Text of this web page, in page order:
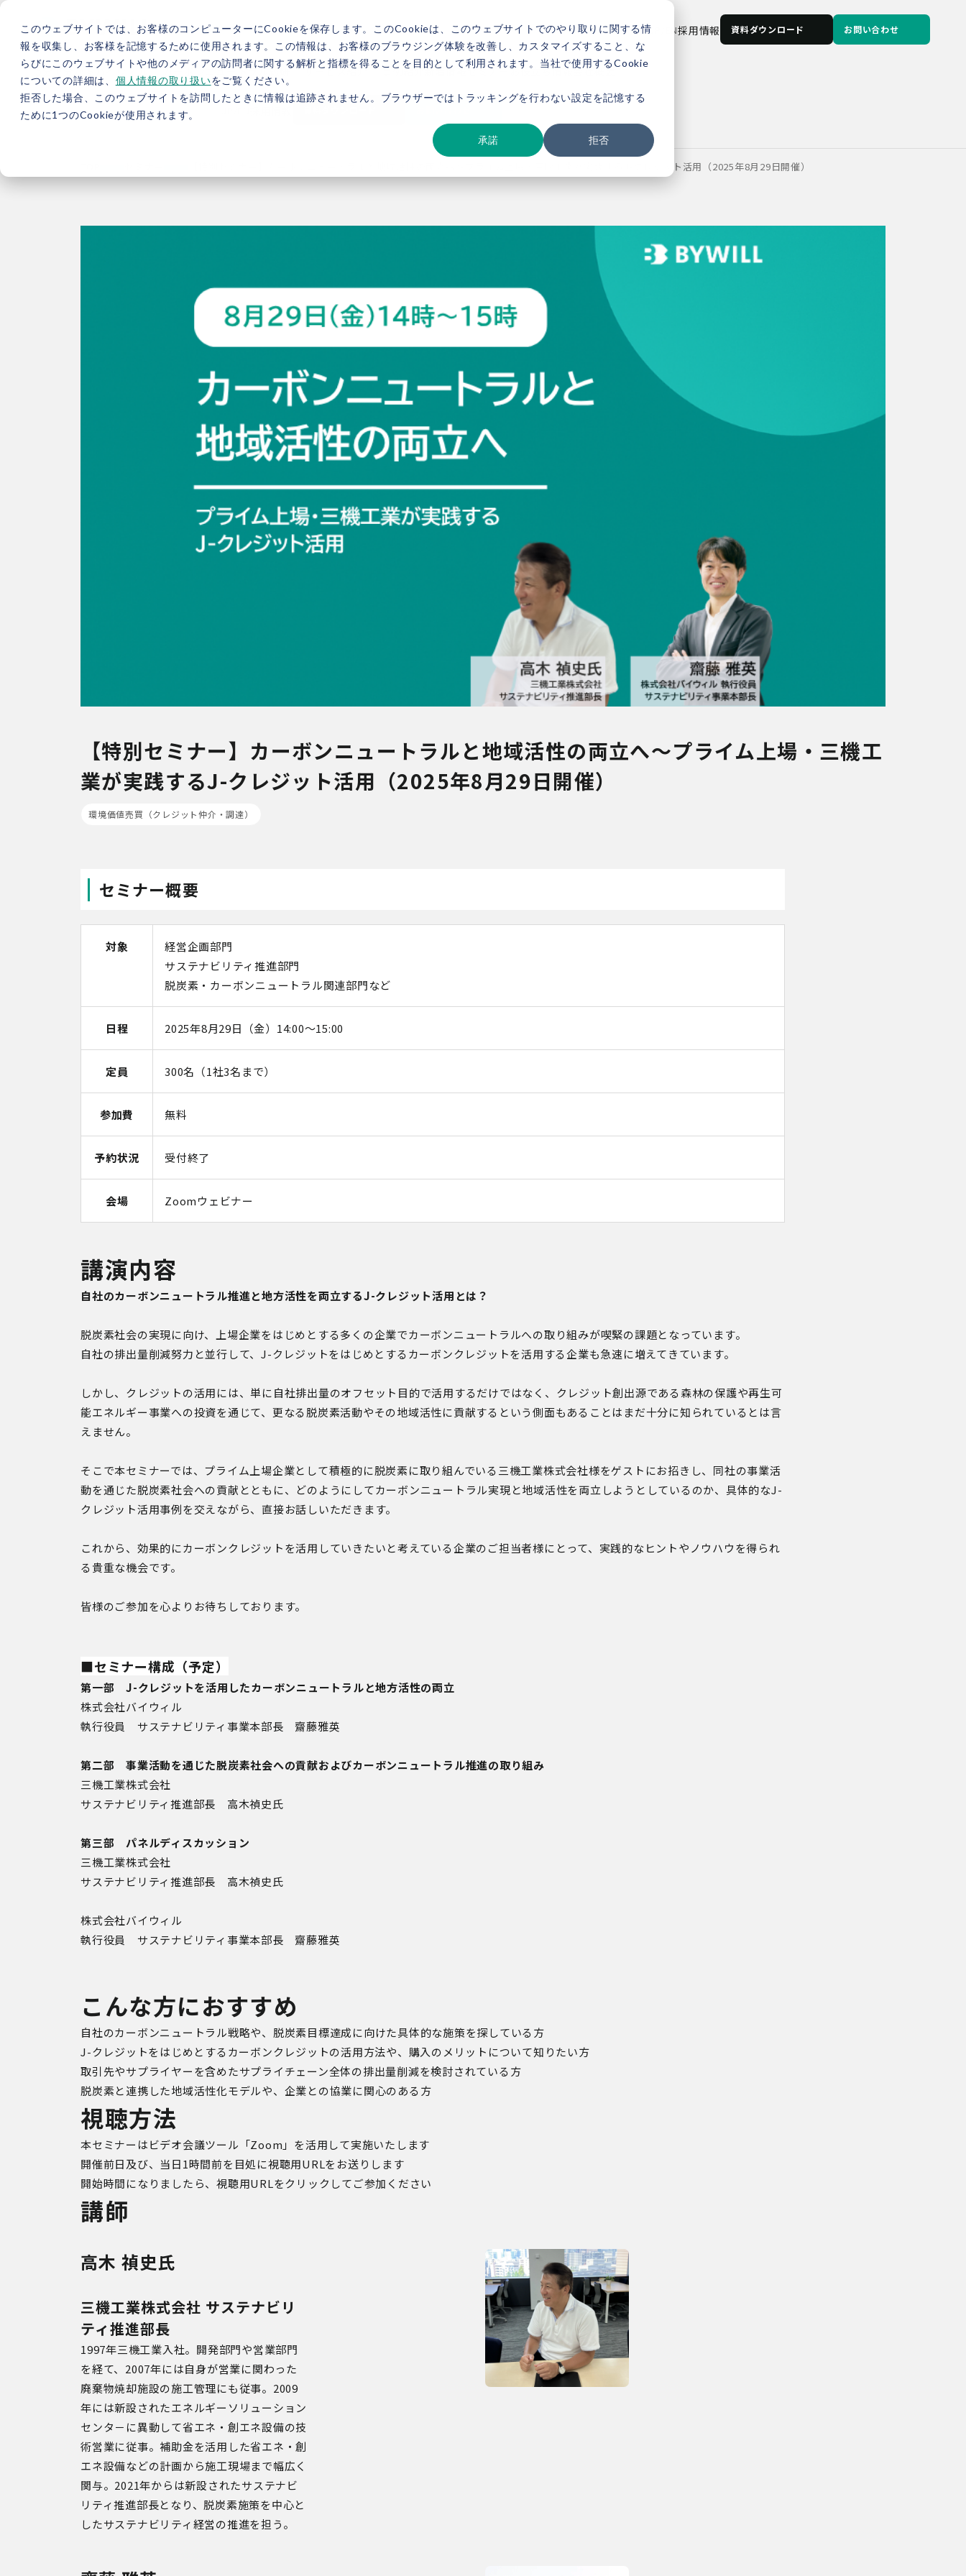
このウェブサイトでは、お客様のコンピューターにCookieを保存します。このCookieは、このウェブサイトでのやり取りに関する情
報を収集し、お客様を記憶するために使用されます。この情報は、お客様のブラウジング体験を改善し、カスタマイズすること、な
らびにこのウェブサイトや他のメディアの訪問者に関する解析と指標を得ることを目的として利用されます。当社で使用するCookie
についての詳細は、 個人情報の取り扱いをご覧ください。
拒否した場合、このウェブサイトを訪問したときに情報は追跡されません。ブラウザーではトラッキングを行わない設定を記憶する
ために1つのCookieが使用されます。
承諾 拒否
JP EN採用情報 資料ダウンロード お問い合わせ
5分で分かるバイウィル カーボンニュートラル総研 サービス紹介 事例紹介新着情報セミナーお役立ち情報会社概要
【特別セミナー】カーボンニュートラルと地域活性の両立へ～プライム上場・三機工業が実践するJ-クレジット活用（2025年8月29日開催）
【特別セミナー】カーボンニュートラルと地域活性の両立へ～プライム上場・三機工
業が実践するJ-クレジット活用（2025年8月29日開催）
環境価値売買（クレジット仲介・調達）
セミナー概要
対象
経営企画部門
サステナビリティ推進部門
脱炭素・カーボンニュートラル関連部門など
日程 2025年8月29日（金）14:00～15:00
定員 300名（1社3名まで）
参加費 無料
予約状況 受付終了
会場 Zoomウェビナー
講演内容
自社のカーボンニュートラル推進と地方活性を両立するJ-クレジット活用とは？
脱炭素社会の実現に向け、上場企業をはじめとする多くの企業でカーボンニュートラルへの取り組みが喫緊の課題となっています。
自社の排出量削減努力と並行して、J-クレジットをはじめとするカーボンクレジットを活用する企業も急速に増えてきています。
しかし、クレジットの活用には、単に自社排出量のオフセット目的で活用するだけではなく、クレジット創出源である森林の保護や再生可
能エネルギー事業への投資を通じて、更なる脱炭素活動やその地域活性に貢献するという側面もあることはまだ十分に知られているとは言
えません。
そこで本セミナーでは、プライム上場企業として積極的に脱炭素に取り組んでいる三機工業株式会社様をゲストにお招きし、同社の事業活
動を通じた脱炭素社会への貢献とともに、どのようにしてカーボンニュートラル実現と地域活性を両立しようとしているのか、具体的なJ-
クレジット活用事例を交えながら、直接お話しいただきます。
これから、効果的にカーボンクレジットを活用していきたいと考えている企業のご担当者様にとって、実践的なヒントやノウハウを得られ
る貴重な機会です。
皆様のご参加を心よりお待ちしております。
■セミナー構成（予定）
第一部 J-クレジットを活用したカーボンニュートラルと地方活性の両立
株式会社バイウィル
執行役員 サステナビリティ事業本部長 齋藤雅英
第二部 事業活動を通じた脱炭素社会への貢献およびカーボンニュートラル推進の取り組み
三機工業株式会社
サステナビリティ推進部長 高木禎史氏
第三部 パネルディスカッション
三機工業株式会社
サステナビリティ推進部長 高木禎史氏
株式会社バイウィル
執行役員 サステナビリティ事業本部長 齋藤雅英
こんな方におすすめ
自社のカーボンニュートラル戦略や、脱炭素目標達成に向けた具体的な施策を探している方
J-クレジットをはじめとするカーボンクレジットの活用方法や、購入のメリットについて知りたい方
取引先やサプライヤーを含めたサプライチェーン全体の排出量削減を検討されている方
脱炭素と連携した地域活性化モデルや、企業との協業に関心のある方
視聴方法
本セミナーはビデオ会議ツール「Zoom」を活用して実施いたします
開催前日及び、 当日1時間前を目処に視聴用URLをお送りします
開始時間になりましたら、視聴用URLをクリックしてご参加ください
講師
高木 禎史氏
三機工業株式会社 サステナビリ
ティ推進部長
1997年三機工業入社。開発部門や営業部門
を経て、2007年には自身が営業に関わった
廃棄物焼却施設の施工管理にも従事。2009
年には新設されたエネルギーソリューション
センタ－に異動して省エネ・創エネ設備の技
術営業に従事。補助金を活用した省エネ・創
エネ設備などの計画から施工現場まで幅広く
関与。2021年からは新設されたサステナビ
リティ推進部長となり、脱炭素施策を中心と
したサステナビリティ経営の推進を担う。